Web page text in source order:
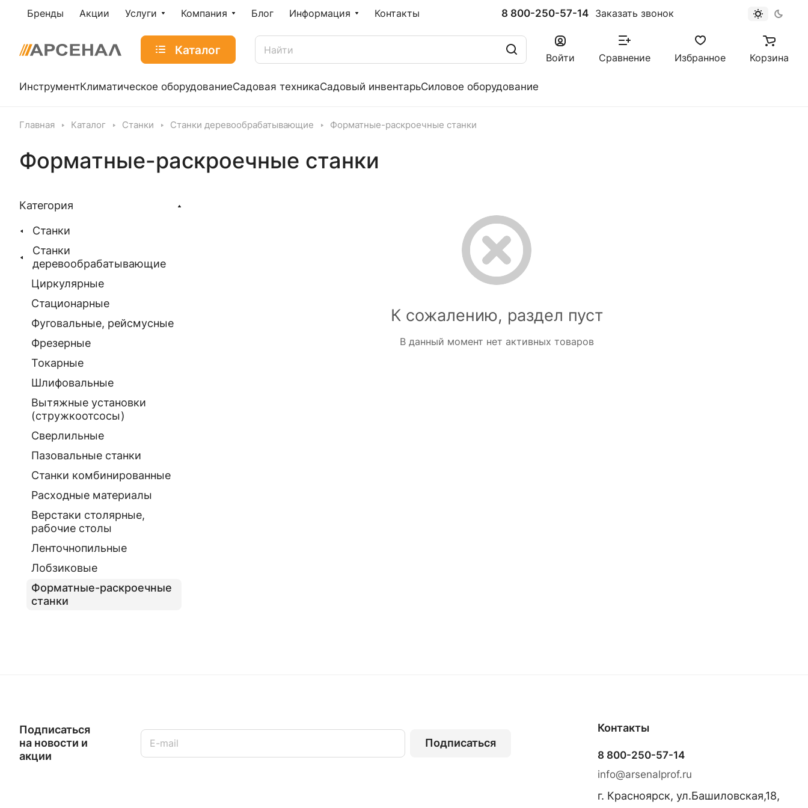
Бренды Акции Услуги Компания Блог Информация Контакты 8 800-250-57-14 Заказать звонок
Каталог
Войти Сравнение Избранное Корзина
ИнструментКлиматическое оборудованиеСадовая техникаСадовый инвентарьСиловое оборудование
Главная Каталог Станки Станки деревообрабатывающие Форматные-раскроечные станки
Форматные-раскроечные станки
К сожалению, раздел пуст
В данный момент нет активных товаров
Категория
Станки
Станки
деревообрабатывающие
Циркулярные
Стационарные
Фуговальные, рейсмусные
Фрезерные
Токарные
Шлифовальные
Вытяжные установки
(стружкоотсосы)
Сверлильные
Пазовальные станки
Станки комбинированные
Расходные материалы
Верстаки столярные,
рабочие столы
Ленточнопильные
Лобзиковые
Форматные-раскроечные
станки
Подписаться
на новости и
акции
Подписаться
Контакты
8 800-250-57-14
info@arsenalprof.ru
г. Красноярск, ул.Башиловская,18,